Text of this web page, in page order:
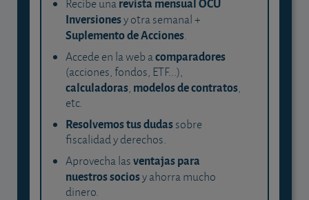
Recibe una
Inversionesy otra semanal +
Suplemento de Acciones.
Accede en la web acomparadores
(acciones, fondos, ETF...),
calculadoras, modelos de contratos,
etc.
Resolvemos tus dudassobre
fiscalidad y derechos.
Aprovecha lasventajas para
nuestros sociosy ahorra mucho
dinero.